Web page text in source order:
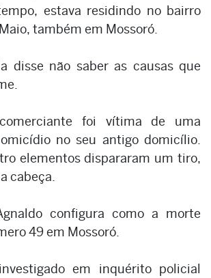
estava residindo no bairro
também em Mossoró.
disse não saber as causas que
foi vítima de uma
no seu antigo domicílio.
elementos dispararam um tiro,
cabeça.
configura como a morte
49 em Mossoró.
em inquérito policial